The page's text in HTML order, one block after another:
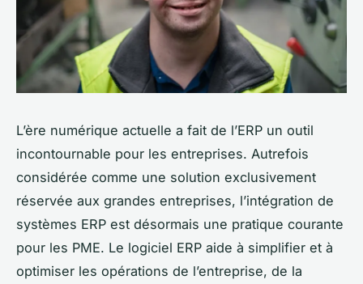
L’ère numérique actuelle a fait de l’ERP un outil
incontournable pour les entreprises. Autrefois
considérée comme une solution exclusivement
réservée aux grandes entreprises, l’intégration de
systèmes ERP est désormais une pratique courante
pour les PME. Le logiciel ERP aide à simplifier et à
optimiser les opérations de l’entreprise, de la